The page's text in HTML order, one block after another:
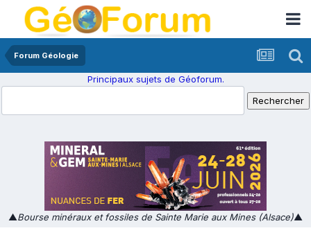
Forum Géologie
Principaux sujets de Géoforum.
▲Bourse minéraux et fossiles de Sainte Marie aux Mines (Alsace)▲